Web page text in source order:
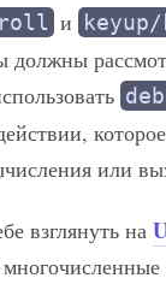
и keyup/
должны
или
взглянуть на